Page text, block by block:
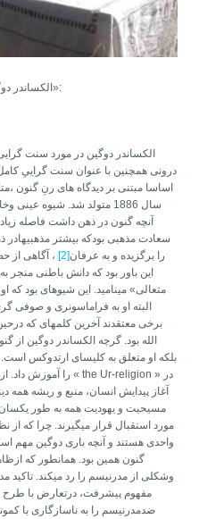
الکساندر دوگین و آموزه­های سنت گرایی- «گنون اوولا»:
الکساندر دوگین در مورد سنت
درونی همچنین با عنوان سنت گراییِ کامل
سال 1886 متولد شد. شیوه
آنچه گنون در ذهن داشت فاصله
سعادت مذهبی بودکه بیشتر مذهبیهادر
را برگزیده و به عرفان[2]
، آگاهی از
این باور بود که دانش باطنی منجر
متعالی» می­نامید. این شیوه­ای بود که
البته او به فراماسونری و صوفی
الله بود. گرچه الکساندر دوگین از
بلکه او متعلق به کلیسای ارتدوکس است.
آغاز پیدایش انسان، منبع و ریشه همه
مسیحیت و یهودیت همه به طور
مورد استقبال قرار می­گیرند. چرا که از
واحدی هستند و آنچه باری دوگین مهم
گنون همین بود. همانطور که
وشکلی از مدرنیسم را رد می­کند. تاکید
مفهوم پیشرفت، درتعارض با
ضدمدرنیسم را به ناسازگاری با